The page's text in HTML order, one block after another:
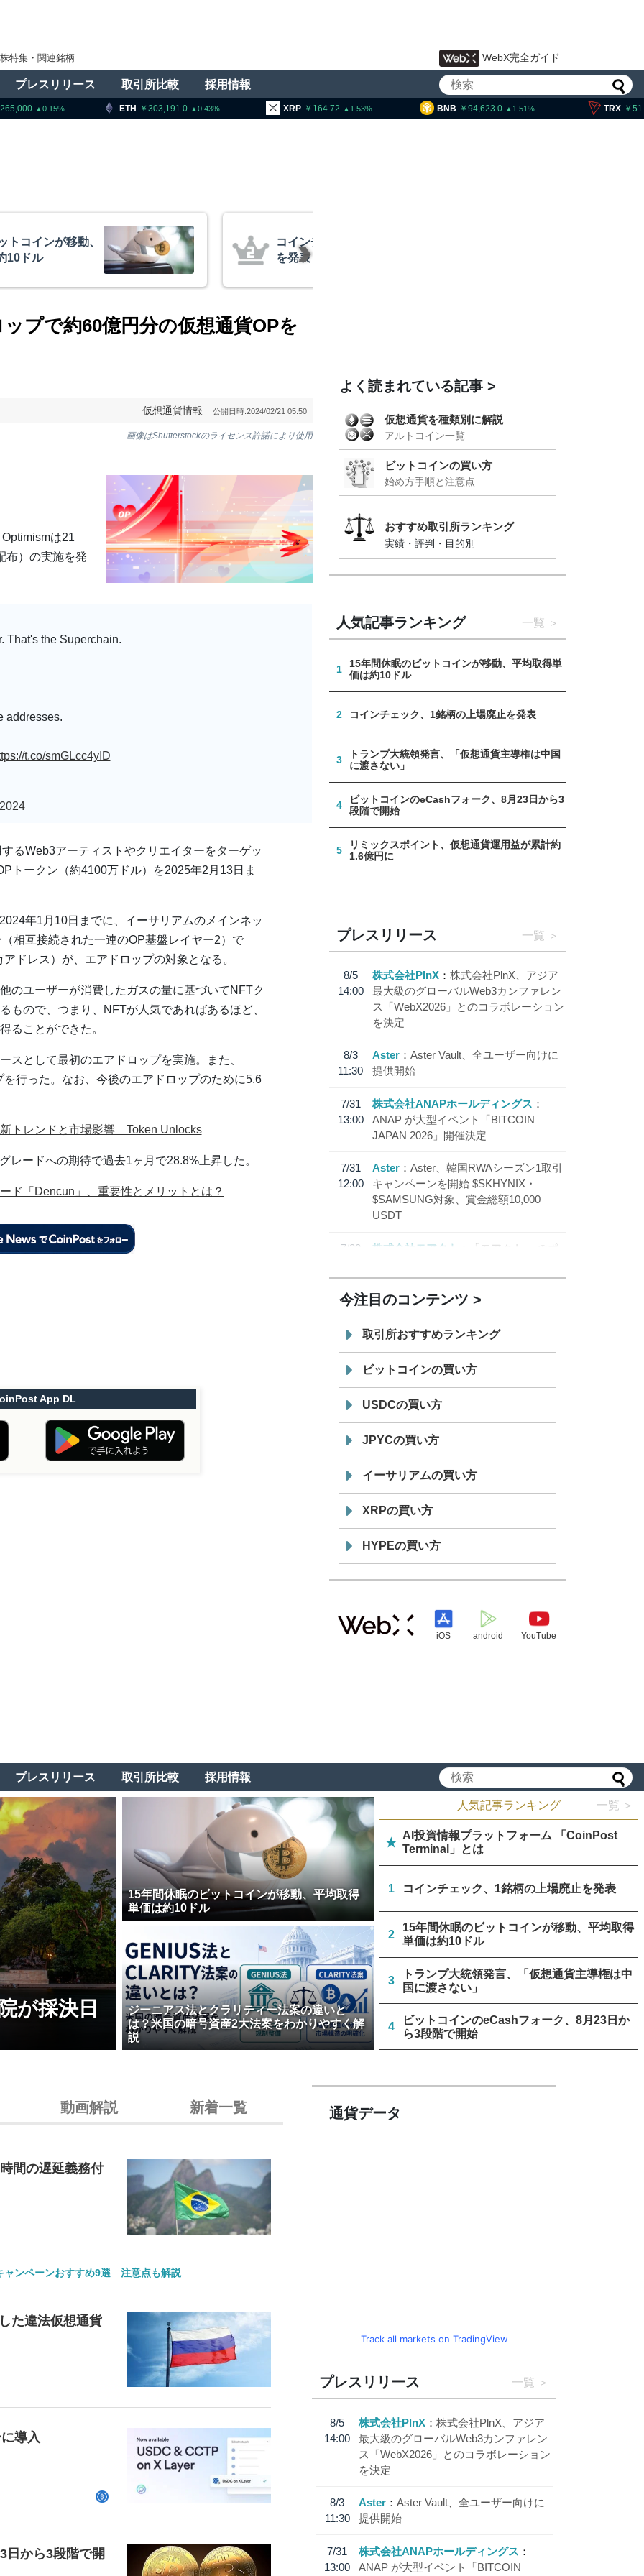
株特集・関連銘柄 WebX完全ガイド
プレスリリース 取引所比較 採用情報
ETH 303,191.0 0.43 XRP 164.72 BNB 94,623.0 1.51 TRX 51.95
1銘柄の上場廃止
トランプ大統領発言、「仮想通貨主
導権は中国に渡さない」
プで約60億円分の仮想通貨OPを
仮想通貨情報 公開日時:2024/02/21 05:50
画像はShutterstockのライセンス許諾により使用
は21
布）の実施を発
That's the Superchain.
addresses.
t.co/smGLcc4yID
るWeb3アーティストやクリエイターをターゲッ
トークン（約4100万ドル）を2025年2月13日ま
年1月10日までに、イーサリアムのメインネッ
相互接続された一連のOP基盤レイヤー2）で
ドレス）が、エアドロップの対象となる。
のユーザーが消費したガスの量に基づいてNFTク
もので、つまり、NFTが人気であればあるほど、
ることができた。
スとして最初のエアドロップを実施。また、
行った。なお、今後のエアドロップのために5.6
トレンドと市場影響 Token Unlocks
レードへの期待で過去1ヶ月で28.8%上昇した。
ド「Dencun」、重要性とメリットとは？
App DL
よく読まれている記事
仮想通貨を種類別に解説
アルトコイン一覧
ビットコインの買い方
始め方手順と注意点
おすすめ取引所ランキング
実績・評判・目的別
人気記事ランキング 一覧
1
15年間休眠のビットコインが移動、平均取得単
価は約10ドル
2 コインチェック、1銘柄の上場廃止を発表
3
トランプ大統領発言、「仮想通貨主導権は中国
に渡さない」
4
ビットコインのeCashフォーク、8月23日から3
段階で開始
5
リミックスポイント、仮想通貨運用益が累計約
1.6億円に
プレスリリース 一覧
8/5
14:00
株式会社PlnX
株式会社PlnX、アジア
最大級のグローバルWeb3カンファレン
ス「WebX2026」とのコラボレーション
を決定
8/3
11:30
Aster
Aster Vault、全ユーザー向けに
提供開始
7/31
13:00
株式会社ANAPホールディングス
ANAP が大型イベント「BITCOIN
JAPAN 2026」開催決定
7/31
12:00
Aster
Aster、韓国RWAシーズン1取引
キャンペーンを開始 $SKHYNIX・
$SAMSUNG対象、賞金総額10,000
USDT
7/30
株式会社モアクト
「モアクト」 のポ
「 JPYC」を追加
19:30
てステーブルコイン「JPYSC」徹底解
説セミナーを開催
今注目のコンテンツ
取引所おすすめランキング
ビットコインの買い方
USDCの買い方
JPYCの買い方
イーサリアムの買い方
XRPの買い方
HYPEの買い方
iOS android YouTube
プレスリリース 取引所比較 採用情報
が採決日
15年間休眠のビットコインが移動、平均取得
単価は約10ドル
ジーニアス法とクラリティー法案の違いと
は？米国の暗号資産2大法案をわかりやすく解
説
人気記事ランキング 一覧 ＞
★
AI投資情報プラットフォーム 「CoinPost
Terminal」とは
1 コインチェック、1銘柄の上場廃止を発表
2
15年間休眠のビットコインが移動、平均取得
単価は約10ドル
3
トランプ大統領発言、「仮想通貨主導権は中
国に渡さない」
4
ビットコインのeCashフォーク、8月23日か
ら3段階で開始
動画解説 新着一覧
間の遅延義務付
ャンペーンおすすめ9選 注意点も解説
た違法仮想通貨
導入
日から3段階で開
通貨データ
Track all markets on TradingView
プレスリリース 一覧
8/5
14:00
株式会社PlnX
株式会社PlnX、アジア
最大級のグローバルWeb3カンファレン
ス「WebX2026」とのコラボレーション
を決定
8/3
11:30
Aster
Aster Vault、全ユーザー向けに
提供開始
7/31
13:00
株式会社ANAPホールディングス
ANAP が大型イベント「BITCOIN